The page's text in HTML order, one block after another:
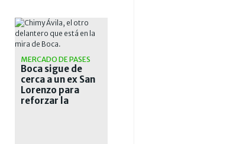
MERCADO DE PASES
Boca sigue de
cerca a un ex San
Lorenzo para
reforzar la